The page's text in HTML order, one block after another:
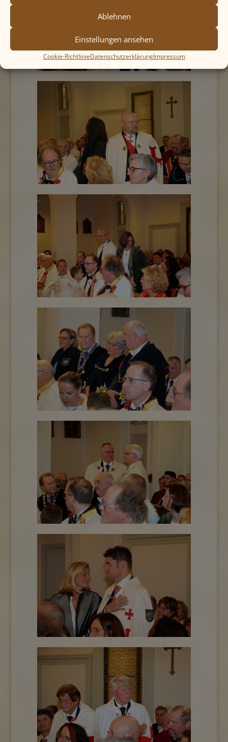
Ablehnen
Einstellungen ansehen
Cookie-RichtlinieDatenschutzerklärungImpressum